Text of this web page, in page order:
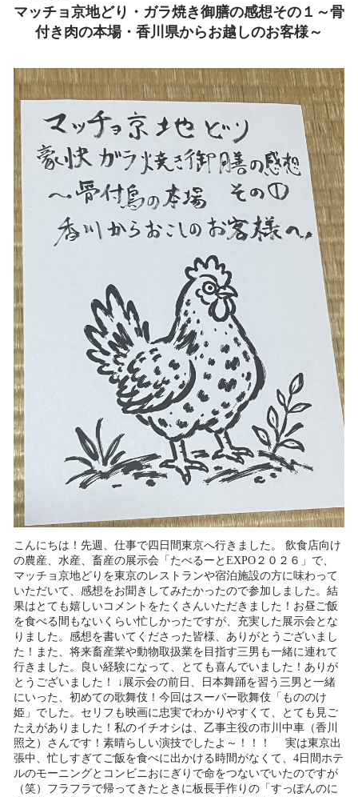
マッチョ京地どり・ガラ焼き御膳の感想その１～骨
付き肉の本場・香川県からお越しのお客様～
こんにちは！先週、仕事で四日間東京へ行きました。 飲食店向け
の農産、水産、畜産の展示会「たべるーとEXPO２０２６」で、
マッチョ京地どりを東京のレストランや宿泊施設の方に味わって
いただいて、感想をお聞きしてみたかったので参加しました。結
果はとても嬉しいコメントをたくさんいただきました！お昼ご飯
を食べる間もないくらい忙しかったですが、充実した展示会とな
りました。感想を書いてくださった皆様、ありがとうございまし
た！また、将来畜産業や動物取扱業を目指す三男も一緒に連れて
行きました。良い経験になって、とても喜んでいました！ありが
とうございました！ ↓展示会の前日、日本舞踊を習う三男と一緒
にいった、初めての歌舞伎！今回はスーパー歌舞伎「もののけ
姫」でした。セリフも映画に忠実でわかりやすくて、とても見ご
たえがありました！私のイチオシは、乙事主役の市川中車（香川
照之）さんです！素晴らしい演技でしたよ～！！！ 実は東京出
張中、忙しすぎてご飯を食べに出かける時間がなくて、4日間ホテ
ルのモーニングとコンビニおにぎりで命をつないでいたのですが
（笑）フラフラで帰ってきたときに板長手作りの「すっぽんのに